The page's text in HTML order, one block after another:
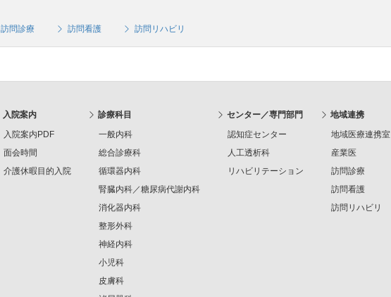
訪問診療 訪問看護 訪問リハビリ
入院案内
入院案内PDF
面会時間
介護休暇目的入院
診療科目
一般内科
総合診療科
循環器内科
腎臓内科／糖尿病代謝内科
消化器内科
整形外科
神経内科
小児科
皮膚科
センター／専門部門
認知症センター
人工透析科
リハビリテーション
地域連携
地域医療連携室
産業医
訪問診療
訪問看護
訪問リハビリ